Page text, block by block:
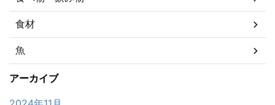
食材
魚
アーカイブ